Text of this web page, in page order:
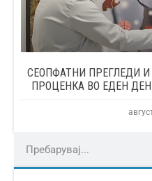
СЕОПФАТНИ ПРЕГЛЕДИ
ПРОЦЕНКА ВО ЕДЕН ДЕН